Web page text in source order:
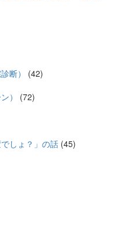
断）
(42)
）
(72)
しょ？」の話 (45)